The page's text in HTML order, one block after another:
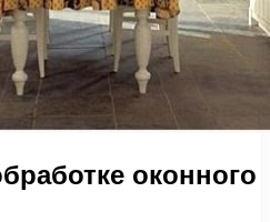
оконного